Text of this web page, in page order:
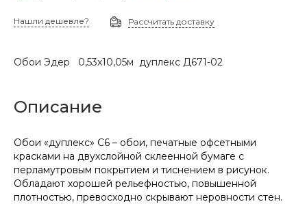
Нашли дешевле? Рассчитать доставку
Обои Эдер 0,53х10,05м дуплекс Д671-02
Описание
Обои «дуплекс» С6 – обои, печатные офсетными
красками на двухслойной склеенной бумаге с
перламутровым покрытием и тиснением в рисунок.
Обладают хорошей рельефностью, повышенной
плотностью, превосходно скрывают неровности стен.